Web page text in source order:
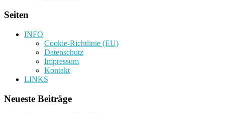
Seiten
INFO
Cookie-Richtlinie (EU)
Datenschutz
Impressum
Kontakt
LINKS
Neueste Beiträge